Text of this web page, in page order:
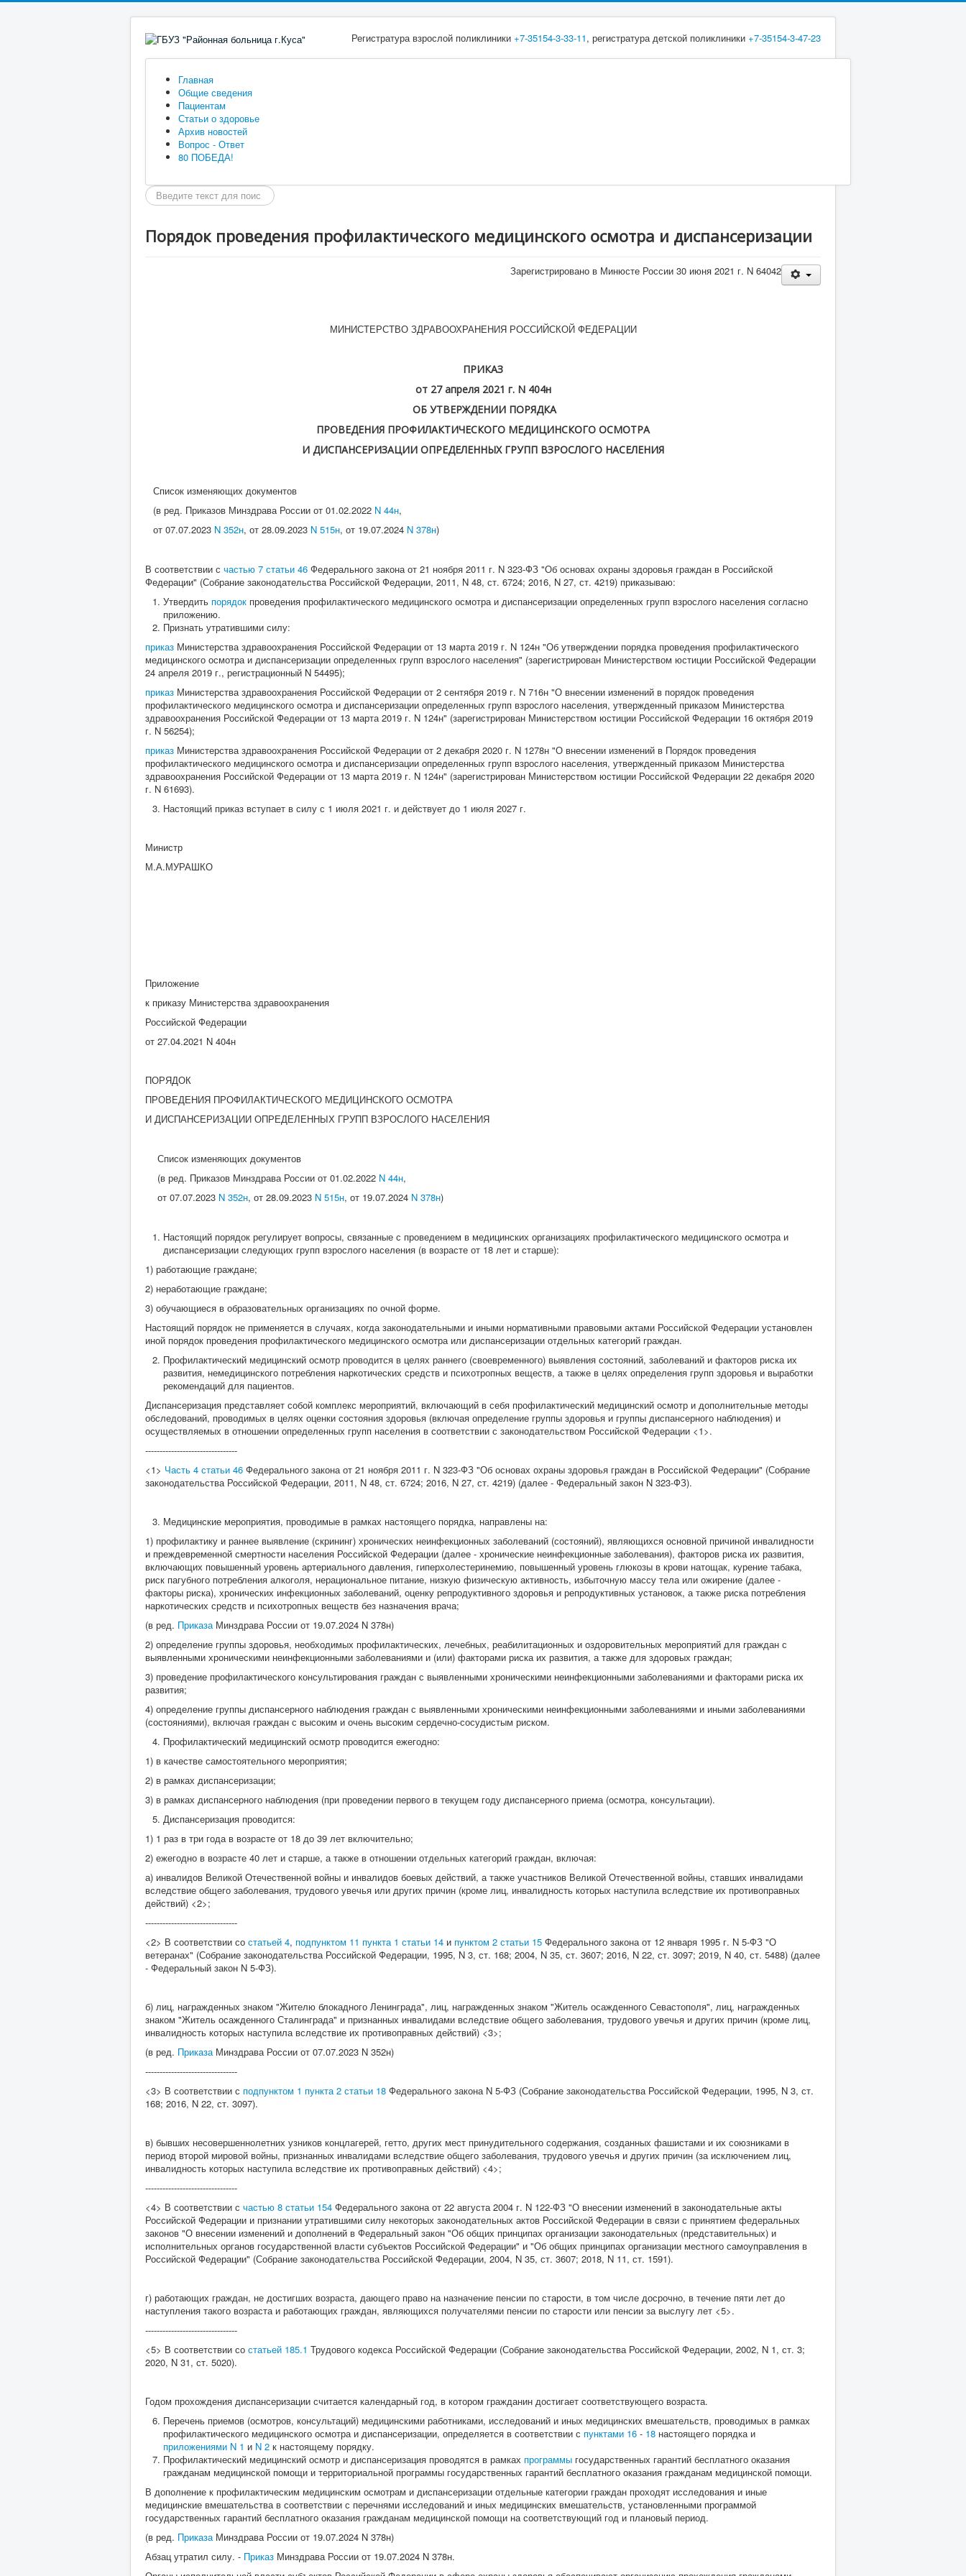
Регистратура взрослой поликлиники +7-35154-3-33-11, регистратура детской поликлиники +7-35154-3-47-23
Главная
Общие сведения
Пациентам
Статьи о здоровье
Архив новостей
Вопрос - Ответ
80 ПОБЕДА!
Искать...
Порядок проведения профилактического медицинского осмотра и диспансеризации
Зарегистрировано в Минюсте России 30 июня 2021 г. N 64042
МИНИСТЕРСТВО ЗДРАВООХРАНЕНИЯ РОССИЙСКОЙ ФЕДЕРАЦИИ
ПРИКАЗ
от 27 апреля 2021 г. N 404н
ОБ УТВЕРЖДЕНИИ ПОРЯДКА
ПРОВЕДЕНИЯ ПРОФИЛАКТИЧЕСКОГО МЕДИЦИНСКОГО ОСМОТРА
И ДИСПАНСЕРИЗАЦИИ ОПРЕДЕЛЕННЫХ ГРУПП ВЗРОСЛОГО НАСЕЛЕНИЯ
Список изменяющих документов
(в ред. Приказов Минздрава России от 01.02.2022 N 44н,
от 07.07.2023 N 352н, от 28.09.2023 N 515н, от 19.07.2024 N 378н)
В соответствии с частью 7 статьи 46 Федерального закона от 21 ноября 2011 г. N 323-ФЗ "Об основах охраны здоровья граждан в Российской
Федерации" (Собрание законодательства Российской Федерации, 2011, N 48, ст. 6724; 2016, N 27, ст. 4219) приказываю:
Утвердить порядок проведения профилактического медицинского осмотра и диспансеризации определенных групп взрослого населения согласно
приложению.
Признать утратившими силу:
приказ Министерства здравоохранения Российской Федерации от 13 марта 2019 г. N 124н "Об утверждении порядка проведения профилактического
медицинского осмотра и диспансеризации определенных групп взрослого населения" (зарегистрирован Министерством юстиции Российской Федерации
24 апреля 2019 г., регистрационный N 54495);
приказ Министерства здравоохранения Российской Федерации от 2 сентября 2019 г. N 716н "О внесении изменений в порядок проведения
профилактического медицинского осмотра и диспансеризации определенных групп взрослого населения, утвержденный приказом Министерства
здравоохранения Российской Федерации от 13 марта 2019 г. N 124н" (зарегистрирован Министерством юстиции Российской Федерации 16 октября 2019
г. N 56254);
приказ Министерства здравоохранения Российской Федерации от 2 декабря 2020 г. N 1278н "О внесении изменений в Порядок проведения
профилактического медицинского осмотра и диспансеризации определенных групп взрослого населения, утвержденный приказом Министерства
здравоохранения Российской Федерации от 13 марта 2019 г. N 124н" (зарегистрирован Министерством юстиции Российской Федерации 22 декабря 2020
г. N 61693).
Настоящий приказ вступает в силу с 1 июля 2021 г. и действует до 1 июля 2027 г.
Министр
М.А.МУРАШКО
Приложение
к приказу Министерства здравоохранения
Российской Федерации
от 27.04.2021 N 404н
ПОРЯДОК
ПРОВЕДЕНИЯ ПРОФИЛАКТИЧЕСКОГО МЕДИЦИНСКОГО ОСМОТРА
И ДИСПАНСЕРИЗАЦИИ ОПРЕДЕЛЕННЫХ ГРУПП ВЗРОСЛОГО НАСЕЛЕНИЯ
Список изменяющих документов
(в ред. Приказов Минздрава России от 01.02.2022 N 44н,
от 07.07.2023 N 352н, от 28.09.2023 N 515н, от 19.07.2024 N 378н)
Настоящий порядок регулирует вопросы, связанные с проведением в медицинских организациях профилактического медицинского осмотра и
диспансеризации следующих групп взрослого населения (в возрасте от 18 лет и старше):
1) работающие граждане;
2) неработающие граждане;
3) обучающиеся в образовательных организациях по очной форме.
Настоящий порядок не применяется в случаях, когда законодательными и иными нормативными правовыми актами Российской Федерации установлен
иной порядок проведения профилактического медицинского осмотра или диспансеризации отдельных категорий граждан.
Профилактический медицинский осмотр проводится в целях раннего (своевременного) выявления состояний, заболеваний и факторов риска их
развития, немедицинского потребления наркотических средств и психотропных веществ, а также в целях определения групп здоровья и выработки
рекомендаций для пациентов.
Диспансеризация представляет собой комплекс мероприятий, включающий в себя профилактический медицинский осмотр и дополнительные методы
обследований, проводимых в целях оценки состояния здоровья (включая определение группы здоровья и группы диспансерного наблюдения) и
осуществляемых в отношении определенных групп населения в соответствии с законодательством Российской Федерации <1>.
--------------------------------
<1> Часть 4 статьи 46 Федерального закона от 21 ноября 2011 г. N 323-ФЗ "Об основах охраны здоровья граждан в Российской Федерации" (Собрание
законодательства Российской Федерации, 2011, N 48, ст. 6724; 2016, N 27, ст. 4219) (далее - Федеральный закон N 323-ФЗ).
Медицинские мероприятия, проводимые в рамках настоящего порядка, направлены на:
1) профилактику и раннее выявление (скрининг) хронических неинфекционных заболеваний (состояний), являющихся основной причиной инвалидности
и преждевременной смертности населения Российской Федерации (далее - хронические неинфекционные заболевания), факторов риска их развития,
включающих повышенный уровень артериального давления, гиперхолестеринемию, повышенный уровень глюкозы в крови натощак, курение табака,
риск пагубного потребления алкоголя, нерациональное питание, низкую физическую активность, избыточную массу тела или ожирение (далее -
факторы риска), хронических инфекционных заболеваний, оценку репродуктивного здоровья и репродуктивных установок, а также риска потребления
наркотических средств и психотропных веществ без назначения врача;
(в ред. ПриказаМинздрава России от 19.07.2024 N 378н)
2) определение группы здоровья, необходимых профилактических, лечебных, реабилитационных и оздоровительных мероприятий для граждан с
выявленными хроническими неинфекционными заболеваниями и (или) факторами риска их развития, а также для здоровых граждан;
3) проведение профилактического консультирования граждан с выявленными хроническими неинфекционными заболеваниями и факторами риска их
развития;
4) определение группы диспансерного наблюдения граждан с выявленными хроническими неинфекционными заболеваниями и иными заболеваниями
(состояниями), включая граждан с высоким и очень высоким сердечно-сосудистым риском.
Профилактический медицинский осмотр проводится ежегодно:
1) в качестве самостоятельного мероприятия;
2) в рамках диспансеризации;
3) в рамках диспансерного наблюдения (при проведении первого в текущем году диспансерного приема (осмотра, консультации).
Диспансеризация проводится:
1) 1 раз в три года в возрасте от 18 до 39 лет включительно;
2) ежегодно в возрасте 40 лет и старше, а также в отношении отдельных категорий граждан, включая:
а) инвалидов Великой Отечественной войны и инвалидов боевых действий, а также участников Великой Отечественной войны, ставших инвалидами
вследствие общего заболевания, трудового увечья или других причин (кроме лиц, инвалидность которых наступила вследствие их противоправных
действий) <2>;
--------------------------------
<2> В соответствии со статьей 4, подпунктом 11 пункта 1 статьи 14 и пунктом 2 статьи 15 Федерального закона от 12 января 1995 г. N 5-ФЗ "О
ветеранах" (Собрание законодательства Российской Федерации, 1995, N 3, ст. 168; 2004, N 35, ст. 3607; 2016, N 22, ст. 3097; 2019, N 40, ст. 5488) (далее
- Федеральный закон N 5-ФЗ).
б) лиц, награжденных знаком "Жителю блокадного Ленинграда", лиц, награжденных знаком "Житель осажденного Севастополя", лиц, награжденных
знаком "Житель осажденного Сталинграда" и признанных инвалидами вследствие общего заболевания, трудового увечья и других причин (кроме лиц,
инвалидность которых наступила вследствие их противоправных действий) <3>;
(в ред. ПриказаМинздрава России от 07.07.2023 N 352н)
--------------------------------
<3> В соответствии с подпунктом 1 пункта 2 статьи 18 Федерального закона N 5-ФЗ (Собрание законодательства Российской Федерации, 1995, N 3, ст.
168; 2016, N 22, ст. 3097).
в) бывших несовершеннолетних узников концлагерей, гетто, других мест принудительного содержания, созданных фашистами и их союзниками в
период второй мировой войны, признанных инвалидами вследствие общего заболевания, трудового увечья и других причин (за исключением лиц,
инвалидность которых наступила вследствие их противоправных действий) <4>;
--------------------------------
<4> В соответствии с частью 8 статьи 154 Федерального закона от 22 августа 2004 г. N 122-ФЗ "О внесении изменений в законодательные акты
Российской Федерации и признании утратившими силу некоторых законодательных актов Российской Федерации в связи с принятием федеральных
законов "О внесении изменений и дополнений в Федеральный закон "Об общих принципах организации законодательных (представительных) и
исполнительных органов государственной власти субъектов Российской Федерации" и "Об общих принципах организации местного самоуправления в
Российской Федерации" (Собрание законодательства Российской Федерации, 2004, N 35, ст. 3607; 2018, N 11, ст. 1591).
г) работающих граждан, не достигших возраста, дающего право на назначение пенсии по старости, в том числе досрочно, в течение пяти лет до
наступления такого возраста и работающих граждан, являющихся получателями пенсии по старости или пенсии за выслугу лет <5>.
--------------------------------
<5> В соответствии со статьей 185.1 Трудового кодекса Российской Федерации (Собрание законодательства Российской Федерации, 2002, N 1, ст. 3;
2020, N 31, ст. 5020).
Годом прохождения диспансеризации считается календарный год, в котором гражданин достигает соответствующего возраста.
Перечень приемов (осмотров, консультаций) медицинскими работниками, исследований и иных медицинских вмешательств, проводимых в рамках
профилактического медицинского осмотра и диспансеризации, определяется в соответствии с пунктами 16 - 18 настоящего порядка и
приложениями N 1 и N 2 к настоящему порядку.
Профилактический медицинский осмотр и диспансеризация проводятся в рамках программы государственных гарантий бесплатного оказания
гражданам медицинской помощи и территориальной программы государственных гарантий бесплатного оказания гражданам медицинской помощи.
В дополнение к профилактическим медицинским осмотрам и диспансеризации отдельные категории граждан проходят исследования и иные
медицинские вмешательства в соответствии с перечнями исследований и иных медицинских вмешательств, установленными программой
государственных гарантий бесплатного оказания гражданам медицинской помощи на соответствующий год и плановый период.
(в ред. ПриказаМинздрава России от 19.07.2024 N 378н)
Абзац утратил силу. - Приказ Минздрава России от 19.07.2024 N 378н.